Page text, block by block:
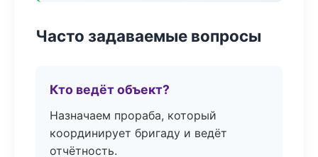
Часто задаваемые вопросы
Кто ведёт объект?
Назначаем прораба, который
координирует бригаду и ведёт
отчётность.